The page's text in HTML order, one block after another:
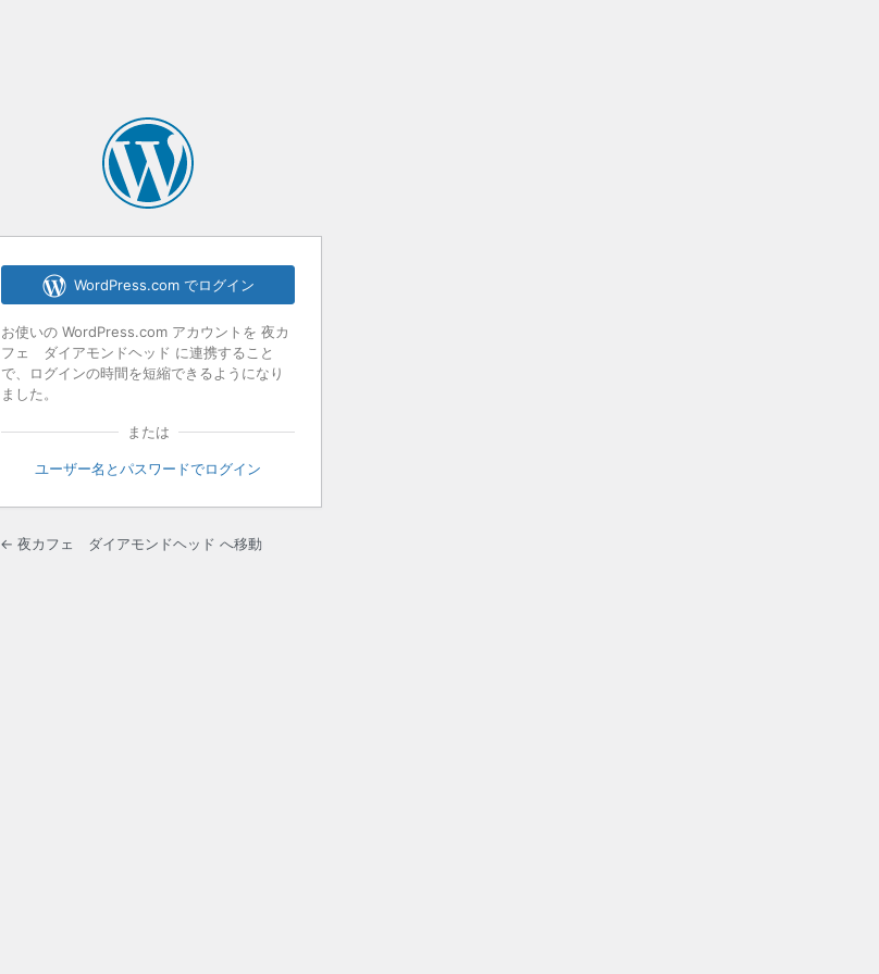
WordPress.com でログイン
お使いの WordPress.com アカウントを 夜カ
フェ ダイアモンドヘッド に連携すること
で、ログインの時間を短縮できるようになり
ました。
または
ユーザー名とパスワードでログイン
← 夜カフェ ダイアモンドヘッド へ移動